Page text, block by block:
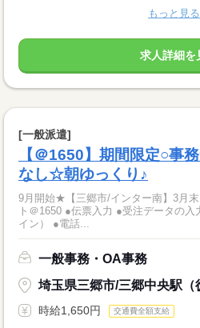
もっと見る
求人詳細を
[一般派遣]
【＠1650】期間限定○事
なし☆朝ゆっくり♪
9月開始★【三郷市/インター南】3月
ト＠1650 ●伝票入力 ●受注データの
イン） ●電話...
一般事務・OA事務
埼玉県三郷市/三郷中央駅（
時給1,650円 交通費全額支給